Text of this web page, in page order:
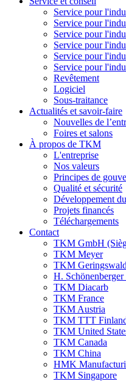
Service pour
Service pour
Service pour
Service pour
Service pour
Service pour
Revêtement
Logiciel
Sous-traitance
Actualités et savoir-faire
Nouvelles de
Foires et salons
À propos de TKM
L'entreprise
Nos valeurs
Principes de
Qualité et sécurité
Développement
Projets financés
Téléchargements
Contact
TKM GmbH
TKM Meyer
TKM
H.
TKM Diacarb
TKM France
TKM Austria
TKM TTT
TKM United
TKM Canada
TKM China
HMK
TKM Singapore